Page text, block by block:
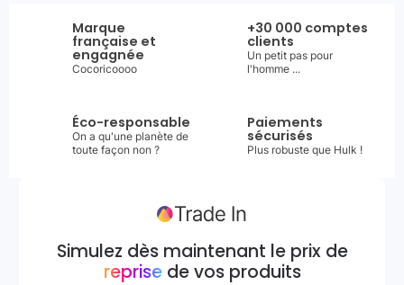
Marque
française et
engagnée
Cocoricoooo
+30 000 comptes
clients
Un petit pas pour
l'homme ...
Éco-responsable
On a qu'une planète de
toute façon non ?
Paiements
sécurisés
Plus robuste que Hulk !
Simulez dès maintenant le prix de
reprisede vos produits